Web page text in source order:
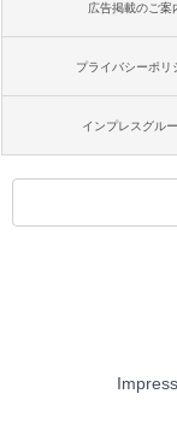
広告掲載のご案
プライバシーポリ
インプレスグル